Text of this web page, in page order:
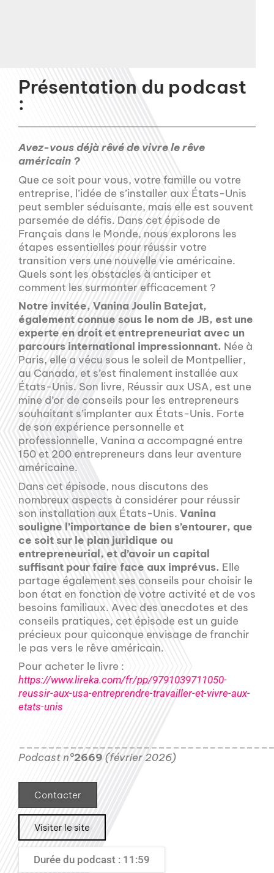
Présentation du podcast
:
Avez-vous déjà rêvé de vivre le rêve
américain ?
Que ce soit pour vous, votre famille ou votre
entreprise, l’idée de s’installer aux États-Unis
peut sembler séduisante, mais elle est souvent
parsemée de défis. Dans cet épisode de
Français dans le Monde, nous explorons les
étapes essentielles pour réussir votre
transition vers une nouvelle vie américaine.
Quels sont les obstacles à anticiper et
comment les surmonter efficacement ?
Notre invitée, Vanina Joulin Batejat,
également connue sous le nom de JB, est une
experte en droit et entrepreneuriat avec un
parcours international impressionnant. Née à
Paris, elle a vécu sous le soleil de Montpellier,
au Canada, et s’est finalement installée aux
États-Unis. Son livre, Réussir aux USA, est une
mine d’or de conseils pour les entrepreneurs
souhaitant s’implanter aux États-Unis. Forte
de son expérience personnelle et
professionnelle, Vanina a accompagné entre
150 et 200 entrepreneurs dans leur aventure
américaine.
Dans cet épisode, nous discutons des
nombreux aspects à considérer pour réussir
son installation aux États-Unis. Vanina
souligne l’importance de bien s’entourer, que
ce soit sur le plan juridique ou
entrepreneurial, et d’avoir un capital
suffisant pour faire face aux imprévus. Elle
partage également ses conseils pour choisir le
bon état en fonction de votre activité et de vos
besoins familiaux. Avec des anecdotes et des
conseils pratiques, cet épisode est un guide
précieux pour quiconque envisage de franchir
le pas vers le rêve américain.
Pour acheter le livre :
https://www.lireka.com/fr/pp/9791039711050-
reussir-aux-usa-entreprendre-travailler-et-vivre-aux-
etats-unis
Podcast n°2669 (février 2026)
Contacter
Visiter le site
Durée du podcast : 11:59